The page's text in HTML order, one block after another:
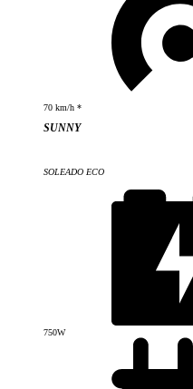
70 km/h *
SUNNY
SOLEADO ECO
750W